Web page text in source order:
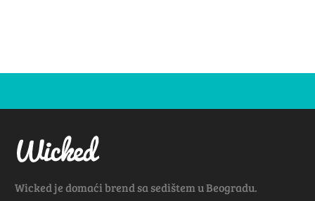
Wicked je domaći brend sa sedištem u Beogradu.